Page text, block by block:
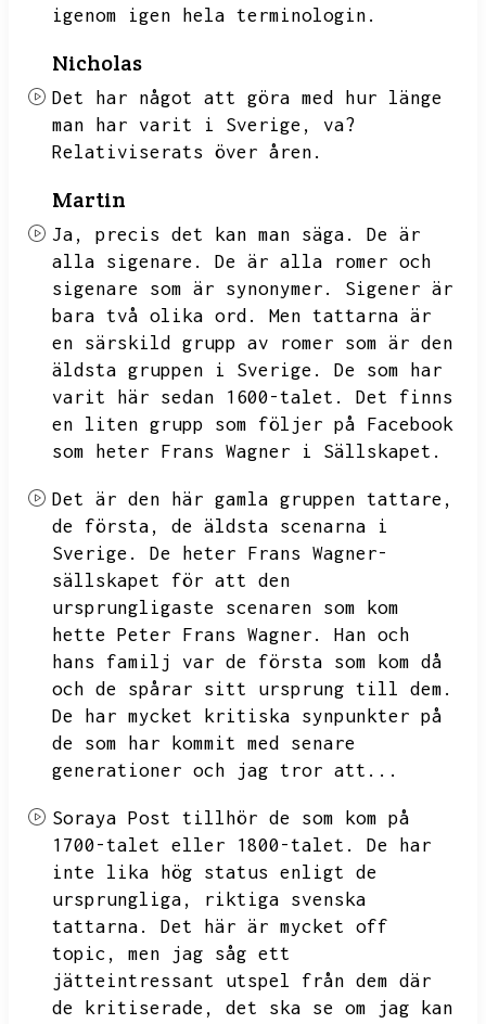
igenom igen hela terminologin.
Nicholas
Det har något att göra med hur länge
man har varit i Sverige,
va?
Relativiserats över åren.
Martin
Ja, precis det kan man säga.
De är
alla sigenare.
De är alla romer och
sigenare som är synonymer.
Sigener är
bara två olika ord.
Men tattarna är
en särskild grupp av romer som är den
äldsta gruppen i Sverige.
De som har
varit här sedan 1600-talet.
Det finns
en liten grupp som följer på Facebook
som heter Frans Wagner i Sällskapet.
Det är den här gamla gruppen tattare,
de första,
de äldsta scenarna i
Sverige.
De heter Frans Wagner-
sällskapet för att den
ursprungligaste scenaren som kom
hette Peter Frans Wagner.
Han och
hans familj var de första som kom då
och de spårar sitt ursprung till dem.
De har mycket kritiska synpunkter på
de som har kommit med senare
generationer och jag tror att...
Soraya Post tillhör de som kom på
1700-talet eller 1800-talet.
De har
inte lika hög status enligt de
ursprungliga,
riktiga svenska
tattarna.
Det här är mycket off
topic,
men jag såg ett
jätteintressant utspel från dem där
de kritiserade,
det ska se om jag kan